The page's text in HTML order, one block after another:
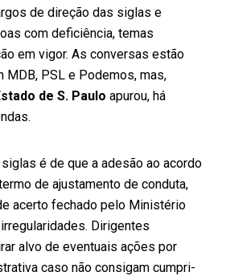
de direção das siglas e
com deficiência, temas
em vigor. As conversas estão
MDB, PSL e Podemos, mas,
de S. Paulo apurou, há
é de que a adesão ao acordo
de ajustamento de conduta,
acerto fechado pelo Ministério
Dirigentes
alvo de eventuais ações por
caso não consigam cumpri-